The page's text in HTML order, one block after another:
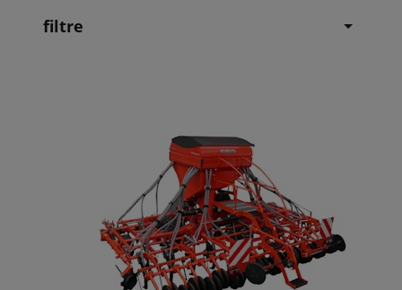
filtre